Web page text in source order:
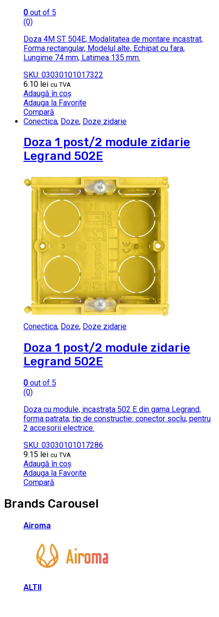
0 out of 5
(0)
Doza 4M ST 504E; Modalitatea de montare incastrat,
Forma rectangular, Modelul alte, Echipat cu fara,
Lungime 74 mm, Latimea 135 mm.
SKU: 03030101017322
6.10 lei cu TVA
Adaugă în coș
Adauga la Favorite
Compară
Conectica, Doze, Doze zidarie
Doza 1 post/2 module zidarie
Legrand 502E
Conectica, Doze, Doze zidarie
Doza 1 post/2 module zidarie
Legrand 502E
0 out of 5
(0)
Doza cu module, incastrata 502 E din gama Legrand,
forma patrata, tip de constructie: conector soclu, pentru
2 accesorii electrice.
SKU: 03030101017286
9.15 lei cu TVA
Adaugă în coș
Adauga la Favorite
Compară
Brands Carousel
Airoma
ALTII